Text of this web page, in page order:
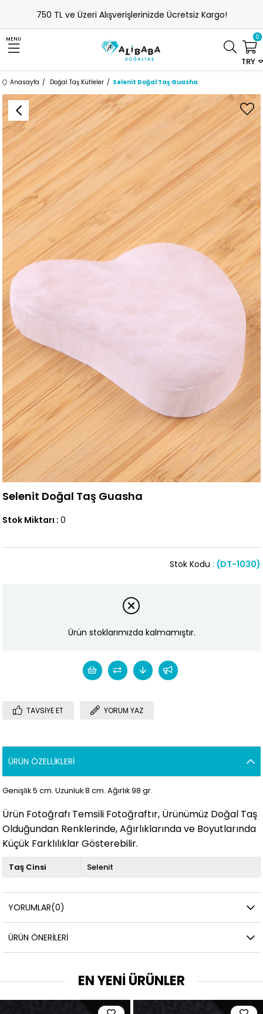
750 TL ve Üzeri Alışverişlerinizde Ücretsiz Kargo!
MENU
TRY
0
Anasayfa Doğal Taş Kütleler Selenit Doğal Taş Guasha
Selenit Doğal Taş Guasha
Stok Miktarı : 0
(DT-1030)
Stok Kodu
Ürün stoklarımızda kalmamıştır.
TAVSIYE ET YORUM YAZ
ÜRÜN ÖZELLIKLERI
Genişlik 5 cm. Uzunluk 8 cm. Ağırlık 98 gr.
Ürün Fotoğrafı Temsili Fotoğraftır, Ürünümüz Doğal Taş
Olduğundan Renklerinde, Ağırlıklarında ve Boyutlarında
Küçük Farklılıklar Gösterebilir.
Taş Cinsi Selenit
YORUMLAR(0)
ÜRÜN ÖNERILERI
EN YENİ ÜRÜNLER